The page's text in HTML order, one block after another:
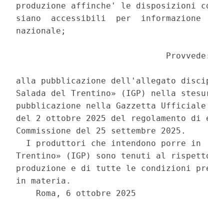
produzione affinche' le disposizioni
siano  accessibili  per
nazionale;
alla pubblicazione dell'allegato
Salada del Trentino» (IGP) nella
pubblicazione nella Gazzetta
del 2 ottobre 2025 del regolamento di
Commissione del 25 settembre 2025.
I produttori che intendono porre in
Trentino» (IGP) sono tenuti al
produzione e di tutte le condizioni
in materia.
    Roma, 6 ottobre 2025